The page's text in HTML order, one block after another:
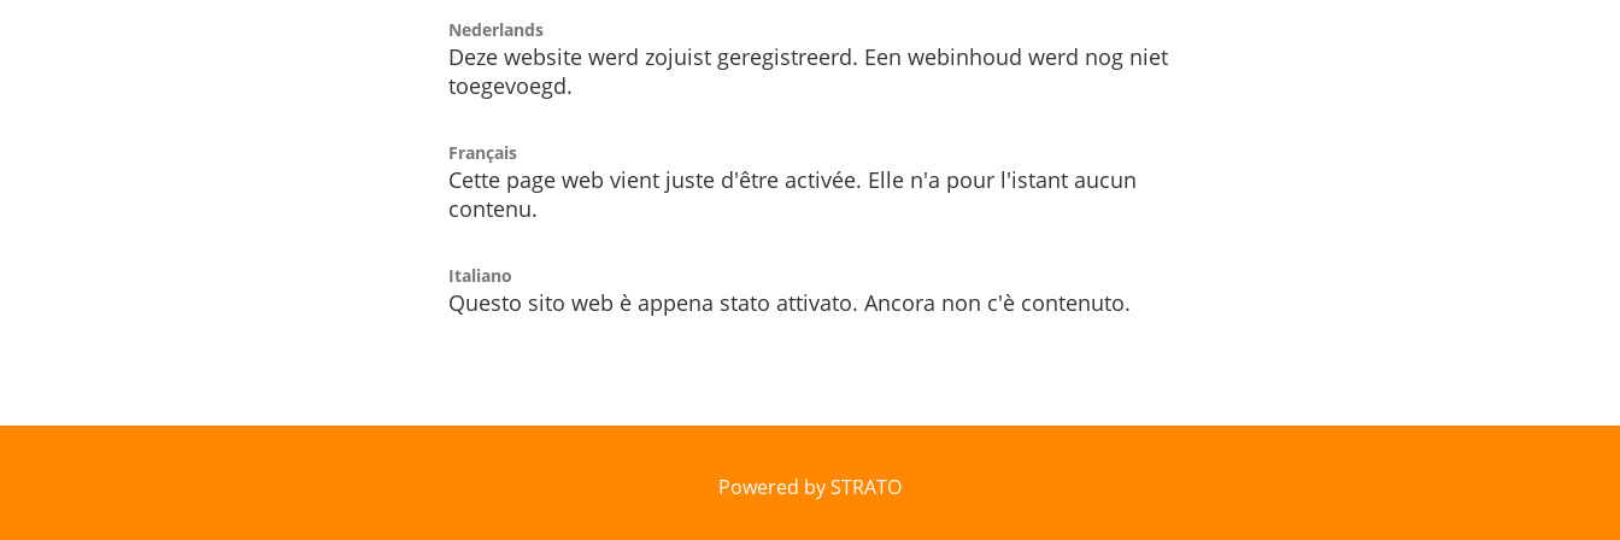
Nederlands
Deze website werd zojuist geregistreerd. Een webinhoud werd nog niet
toegevoegd.
Français
Cette page web vient juste d'être activée. Elle n'a pour l'istant aucun
contenu.
Italiano
Questo sito web è appena stato attivato. Ancora non c'è contenuto.
Powered by STRATO